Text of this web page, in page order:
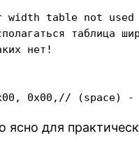
width table not used
таблица
нет!
ясно для